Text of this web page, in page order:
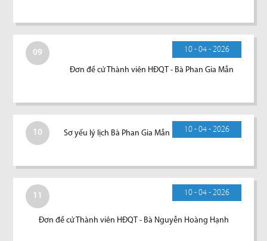
09 10 - 04 - 2026
Đơn đề cử Thành viên HĐQT - Bà Phan Gia Mẫn
10 10 - 04 - 2026
Sơ yếu lý lịch Bà Phan Gia Mẫn
11 10 - 04 - 2026
Đơn đề cử Thành viên HĐQT - Bà Nguyễn Hoàng Hạnh